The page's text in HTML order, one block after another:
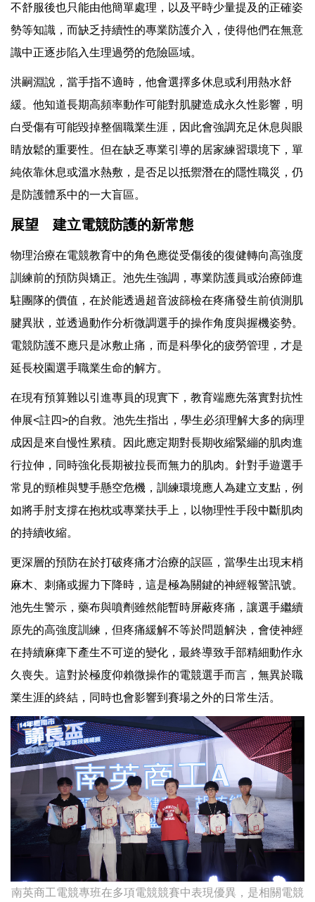
不舒服後也只能由他簡單處理，以及平時少量提及的正確姿
勢等知識，而缺乏持續性的專業防護介入，使得他們在無意
識中正逐步陷入生理過勞的危險區域。
洪嗣淵說，當手指不適時，他會選擇多休息或利用熱水舒
緩。他知道長期高頻率動作可能對肌腱造成永久性影響，明
白受傷有可能毀掉整個職業生涯，因此會強調充足休息與眼
睛放鬆的重要性。但在缺乏專業引導的居家練習環境下，單
純依靠休息或溫水熱敷，是否足以抵禦潛在的隱性職災，仍
是防護體系中的一大盲區。
展望 建立電競防護的新常態
物理治療在電競教育中的角色應從受傷後的復健轉向高強度
訓練前的預防與矯正。池先生強調，專業防護員或治療師進
駐團隊的價值，在於能透過超音波篩檢在疼痛發生前偵測肌
腱異狀，並透過動作分析微調選手的操作角度與握機姿勢。
電競防護不應只是冰敷止痛，而是科學化的疲勞管理，才是
延長校園選手職業生命的解方。
在現有預算難以引進專員的現實下，教育端應先落實對抗性
伸展<註四>的自救。池先生指出，學生必須理解大多的病理
成因是來自慢性累積。因此應定期對長期收縮緊繃的肌肉進
行拉伸，同時強化長期被拉長而無力的肌肉。針對手遊選手
常見的頸椎與雙手懸空危機，訓練環境應人為建立支點，例
如將手肘支撐在抱枕或專業扶手上，以物理性手段中斷肌肉
的持續收縮。
更深層的預防在於打破疼痛才治療的誤區，當學生出現末梢
麻木、刺痛或握力下降時，這是極為關鍵的神經報警訊號。
池先生警示，藥布與噴劑雖然能暫時屏蔽疼痛，讓選手繼續
原先的高強度訓練，但疼痛緩解不等於問題解決，會使神經
在持續麻痺下產生不可逆的變化，最終導致手部精細動作永
久喪失。這對於極度仰賴微操作的電競選手而言，無異於職
業生涯的終結，同時也會影響到賽場之外的日常生活。
南英商工電競專班在多項電競競賽中表現優異，是相關電競